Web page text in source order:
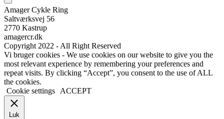
Amager Cykle Ring
Saltværksvej 56
2770 Kastrup
amagercr.dk
Copyright 2022 - All Right Reserved
Vi bruger cookies - We use cookies on our website to give you the
most relevant experience by remembering your preferences and
repeat visits. By clicking “Accept”, you consent to the use of ALL
the cookies.
Cookie settings
ACCEPT
Luk